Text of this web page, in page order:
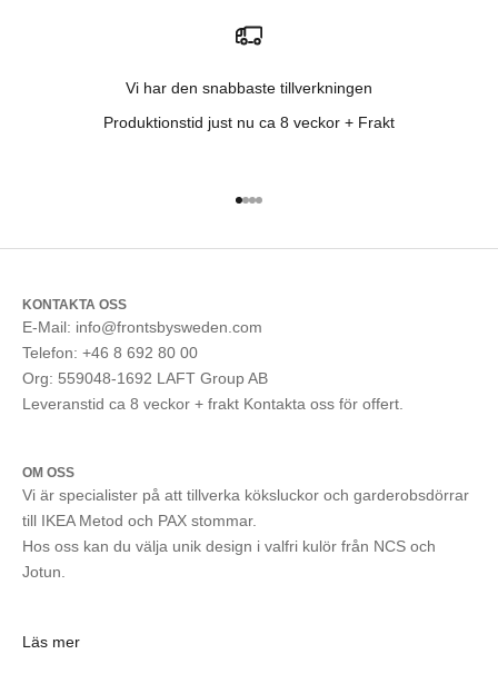
Vi har den snabbaste tillverkningen
Produktionstid just nu ca 8 veckor + Frakt
Gå till 1
Gå till 2
Gå till 3
Gå till 4
KONTAKTA OSS
E-Mail: info@frontsbysweden.com
Telefon: +46 8 692 80 00
Org: 559048-1692 LAFT Group AB
Leveranstid ca 8 veckor + frakt Kontakta oss för offert.
OM OSS
Vi är specialister på att tillverka köksluckor och garderobsdörrar
till IKEA Metod och PAX stommar.
Hos oss kan du välja unik design i valfri kulör från NCS och
Jotun.
Läs mer